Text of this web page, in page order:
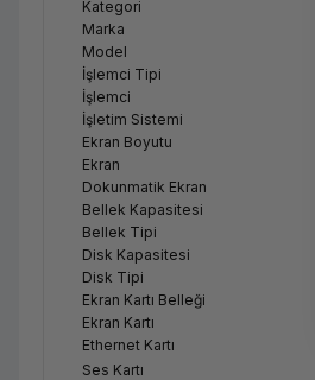
Kategori
Marka
Model
İşlemci Tipi
İşlemci
İşletim Sistemi
Ekran Boyutu
Ekran
Dokunmatik Ekran
Bellek Kapasitesi
Bellek Tipi
Disk Kapasitesi
Disk Tipi
Ekran Kartı Belleği
Ekran Kartı
Ethernet Kartı
Ses Kartı